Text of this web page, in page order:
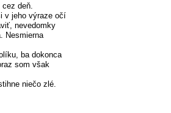
deň.
v jeho výraze očí
nevedomky
Nesmierna
ba dokonca
som však
niečo zlé.